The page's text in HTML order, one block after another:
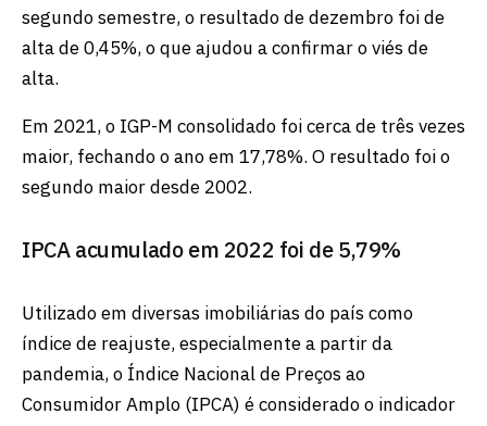
segundo semestre, o resultado de dezembro foi de
alta de 0,45%, o que ajudou a confirmar o viés de
alta.
Em 2021, o IGP-M consolidado foi cerca de três vezes
maior, fechando o ano em 17,78%. O resultado foi o
segundo maior desde 2002.
IPCA acumulado em 2022 foi de 5,79%
Utilizado em diversas imobiliárias do país como
índice de reajuste, especialmente a partir da
pandemia, o Índice Nacional de Preços ao
Consumidor Amplo (IPCA) é considerado o indicador